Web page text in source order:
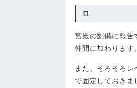
ロ
宮殿の劉備に報告
仲間に加わります
また、そろそろ
で固定しておきま